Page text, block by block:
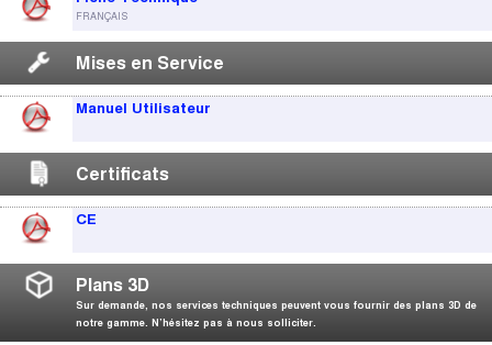
FRANÇAIS
Mises en Service
Manuel Utilisateur
Certificats
CE
Plans 3D
Sur demande, nos services techniques peuvent vous fournir des plans 3D de
notre gamme. N’hésitez pas à nous solliciter.